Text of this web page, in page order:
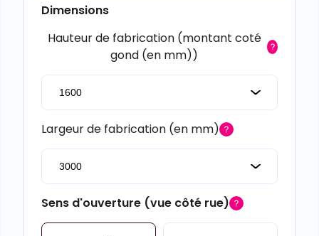
Dimensions
Hauteur de fabrication (montant coté
gond (en mm))
Largeur de fabrication (en mm)
Sens d'ouverture (vue côté rue)